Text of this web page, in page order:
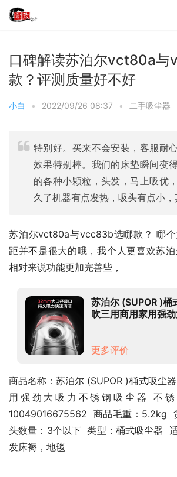
口碑解读苏泊尔vct80a与
款？评测质量好不好
小白 • 2022/09/26 08:37 • 二手吸尘器
特别好。买来不会安装，客服耐
效果特别棒。我们的床垫瞬间变
的各种小颗粒，头发，马上吸优
久了机器有点发热，吸头有点小，
苏泊尔vct80a与vcc83b选哪款？ 哪
距并不是很大的哦，我个人更喜欢苏泊
相对来说功能更加完善些，
苏泊尔 (SUPOR )桶
吹三用商用家用强
更多评价
商品名称：苏泊尔 (SUPOR )桶式吸尘
用强劲大吸力不锈钢吸尘器 不
10049016675562  商品毛重：5.2kg
头数量：3个以下  类型：桶式吸尘器
发床褥，地毯